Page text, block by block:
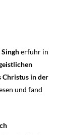
Singherfuhr in
Christus in der
und fand